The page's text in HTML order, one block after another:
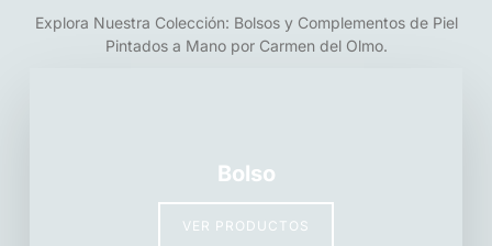
Explora Nuestra Colección: Bolsos y Complementos de Piel
Pintados a Mano por Carmen del Olmo.
Bolso
VER PRODUCTOS